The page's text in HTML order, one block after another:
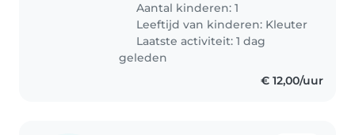
Aantal kinderen: 1
Leeftijd van kinderen: Kleuter
Laatste activiteit: 1 dag
geleden
€ 12,00/uur